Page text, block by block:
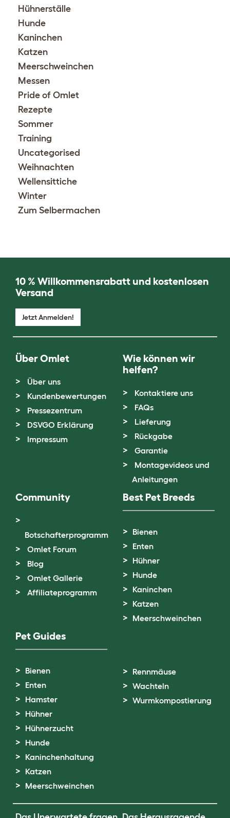
Hühnerställe
Hunde
Kaninchen
Katzen
Meerschweinchen
Messen
Pride of Omlet
Rezepte
Sommer
Training
Uncategorised
Weihnachten
Wellensittiche
Winter
Zum Selbermachen
10 % Willkommensrabatt und kostenlosen
Versand
Jetzt Anmelden!
Über Omlet
Über uns
Kundenbewertungen
Pressezentrum
DSVGO Erklärung
Impressum
Wie können wir
helfen?
Kontaktiere uns
FAQs
Lieferung
Rückgabe
Garantie
Montagevideos und
Anleitungen
Community
Botschafterprogramm
Omlet Forum
Blog
Omlet Gallerie
Affiliateprogramm
Best Pet Breeds
Bienen
Enten
Hühner
Hunde
Kaninchen
Katzen
Meerschweinchen
Pet Guides
Bienen
Enten
Hamster
Hühner
Hühnerzucht
Hunde
Kaninchenhaltung
Katzen
Meerschweinchen
Rennmäuse
Wachteln
Wurmkompostierung